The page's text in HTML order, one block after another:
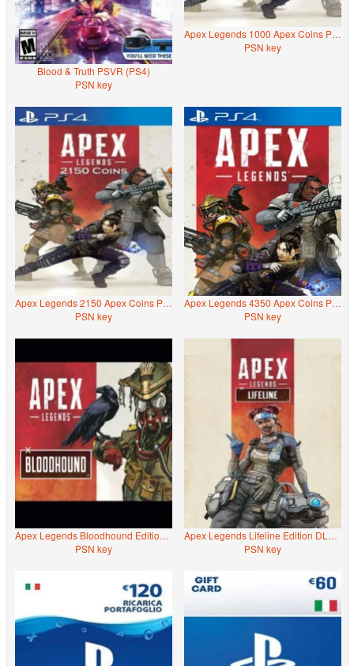
Blood & Truth PSVR (PS4)
PSN key
Apex Legends 1000 Apex Coins PS4 (ES)
PSN key
Apex Legends 2150 Apex Coins PS4 (ES)
PSN key
Apex Legends 4350 Apex Coins PS4 (ES)
PSN key
Apex Legends Bloodhound Edition DLC (PS4)
PSN key
Apex Legends Lifeline Edition DLC (PS4)
PSN key